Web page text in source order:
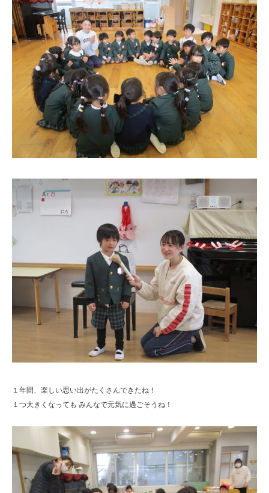
１年間、楽しい思い出がたくさんできたね！
１つ大きくなっても みんなで元気に過ごそうね！